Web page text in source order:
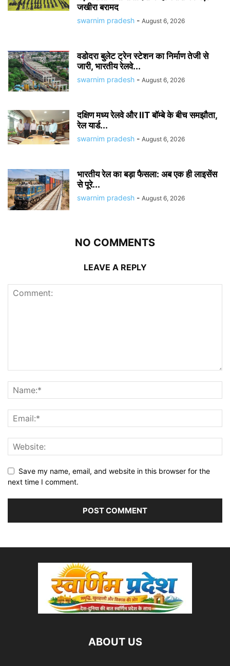
जखीरा बरामद
swarnim pradesh - August 6, 2026
वडोदरा बुलेट ट्रेन स्टेशन का निर्माण तेजी से
जारी, भारतीय रेलवे...
swarnim pradesh - August 6, 2026
दक्षिण मध्य रेलवे और IIT बॉम्बे के बीच समझौता,
रेल यार्ड...
swarnim pradesh - August 6, 2026
भारतीय रेल का बड़ा फैसला: अब एक ही लाइसेंस
से पूरे...
swarnim pradesh - August 6, 2026
NO COMMENTS
LEAVE A REPLY
Save my name, email, and website in this browser for the
next time I comment.
ABOUT US